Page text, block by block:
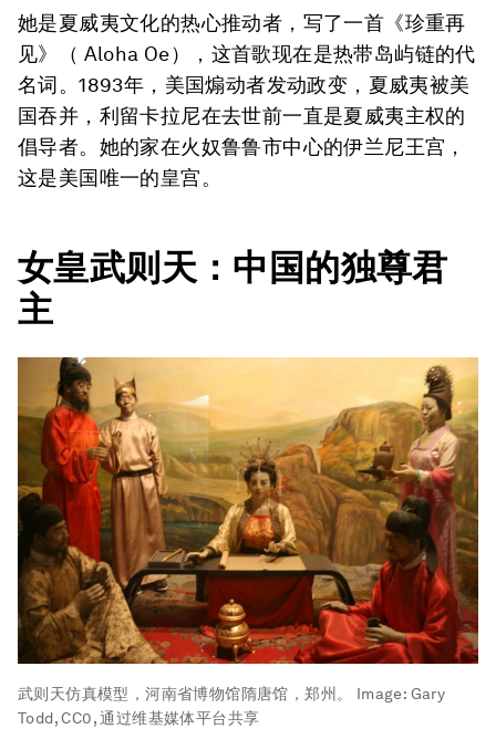
她是夏威夷文化的热心推动者，写了一首《珍重再
见》（ Aloha Oe），这首歌现在是热带岛屿链的代
名词。1893年，美国煽动者发动政变，夏威夷被美
国吞并，利留卡拉尼在去世前一直是夏威夷主权的
倡导者。她的家在火奴鲁鲁市中心的伊兰尼王宫，
这是美国唯一的皇宫。
女皇武则天：中国的独尊君
主
武则天仿真模型，河南省博物馆隋唐馆，郑州。 Image: Gary
Todd, CC0, 通过维基媒体平台共享